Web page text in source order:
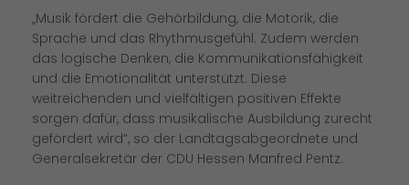
Musik fördert die Gehörbildung, die Motorik, die
Sprache und das Rhythmusgefühl. Zudem werden
das logische Denken, die Kommunikationsfähigkeit
und die Emotionalität unterstützt. Diese
weitreichenden und vielfältigen positiven Effekte
sorgen dafür, dass musikalische Ausbildung zurecht
gefördert wird“, so der Landtagsabgeordnete und
Generalsekretär der CDU Hessen Manfred Pentz.